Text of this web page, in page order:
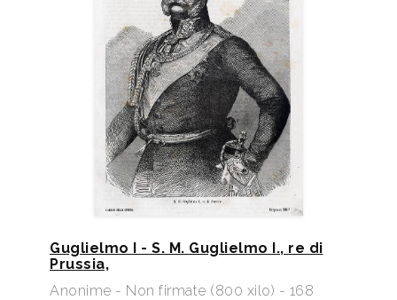
Guglielmo I - S. M. Guglielmo I., re di
Prussia,
Anonime - Non firmate (800 xilo) - 168